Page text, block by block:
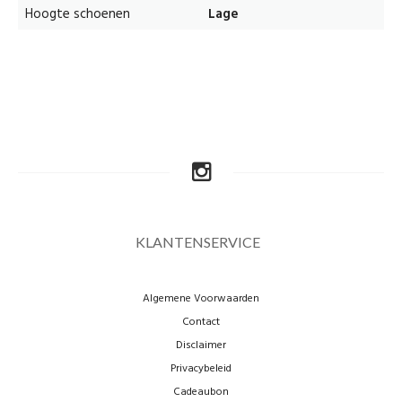
Hoogte schoenen Lage
KLANTENSERVICE
Algemene Voorwaarden
Contact
Disclaimer
Privacybeleid
Cadeaubon